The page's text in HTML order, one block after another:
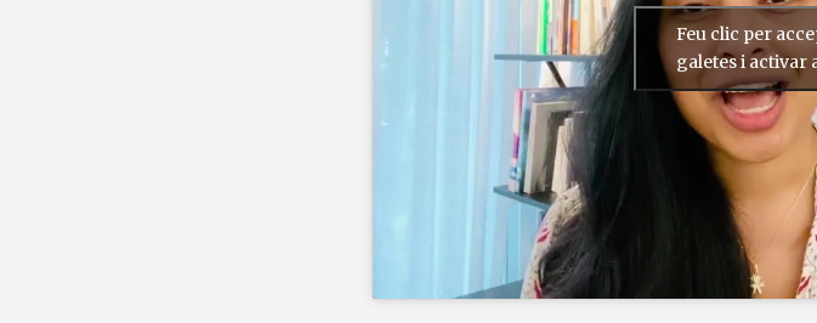
Feu clic per
galetes i activar